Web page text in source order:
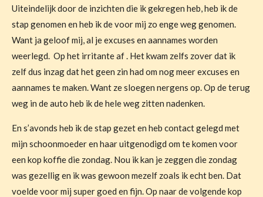
Uiteindelijk door de inzichten die ik gekregen heb, heb ik de
stap genomen en heb ik de voor mij zo enge weg genomen.
Want ja geloof mij, al je excuses en aannames worden
weerlegd. Op het irritante af . Het kwam zelfs zover dat ik
zelf dus inzag dat het geen zin had om nog meer excuses en
aannames te maken. Want ze sloegen nergens op. Op de terug
weg in de auto heb ik de hele weg zitten nadenken.
En s’avonds heb ik de stap gezet en heb contact gelegd met
mijn schoonmoeder en haar uitgenodigd om te komen voor
een kop koffie die zondag. Nou ik kan je zeggen die zondag
was gezellig en ik was gewoon mezelf zoals ik echt ben. Dat
voelde voor mij super goed en fijn. Op naar de volgende kop